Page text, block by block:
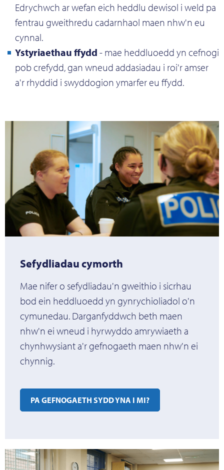
Edrychwch ar wefan eich heddlu dewisol i weld pa
fentrau gweithredu cadarnhaol maen nhw'n eu
cynnal.
Ystyriaethau ffydd - mae heddluoedd yn cefnogi
pob crefydd, gan wneud addasiadau i roi'r amser
a'r rhyddid i swyddogion ymarfer eu ffydd.
Sefydliadau cymorth
Mae nifer o sefydliadau'n gweithio i sicrhau
bod ein heddluoedd yn gynrychioliadol o'n
cymunedau. Darganfyddwch beth maen
nhw'n ei wneud i hyrwyddo amrywiaeth a
chynhwysiant a'r gefnogaeth maen nhw'n ei
chynnig.
PA GEFNOGAETH SYDD YNA I MI?